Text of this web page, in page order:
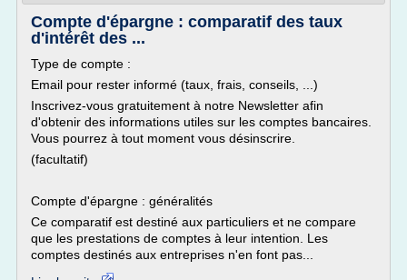
Compte d'épargne : comparatif des taux
d'intérêt des ...
Type de compte :
Email pour rester informé (taux, frais, conseils, ...)
Inscrivez-vous gratuitement à notre Newsletter afin
d'obtenir des informations utiles sur les comptes bancaires.
Vous pourrez à tout moment vous désinscrire.
(facultatif)
Compte d'épargne : généralités
Ce comparatif est destiné aux particuliers et ne compare
que les prestations de comptes à leur intention. Les
comptes destinés aux entreprises n'en font pas...